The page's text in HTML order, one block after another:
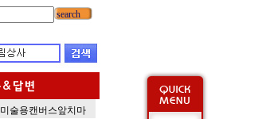
search
미술용캔버스앞치마